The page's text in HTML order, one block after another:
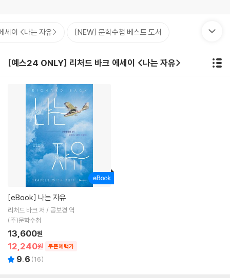
세이 <나는 자유> [NEW] 문학수첩 베스트 도서
[예스24 ONLY] 리처드 바크 에세이 <나는 자유>
[eBook] 나는 자유
리처드 바크 저 / 공보경 역
(주)문학수첩
12,240원 쿠폰혜택가
13,600원
9.6 (16)